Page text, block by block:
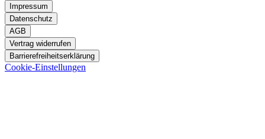
Impressum
Datenschutz
AGB
Vertrag widerrufen
Barrierefreiheitserklärung
Cookie-Einstellungen